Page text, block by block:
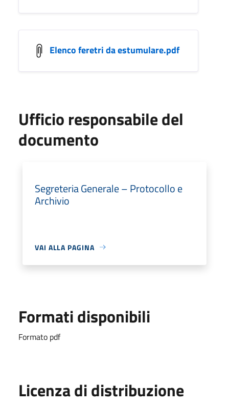
Elenco feretri da estumulare.pdf
Ufficio responsabile del
documento
Segreteria Generale – Protocollo e
Archivio
VAI ALLA PAGINA
Formati disponibili
Formato pdf
Licenza di distribuzione